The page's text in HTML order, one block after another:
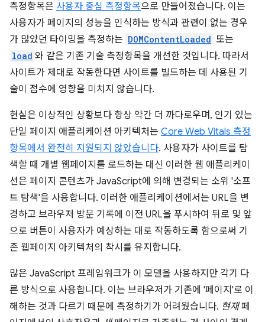
측정항목은 사용자 중심 측정항목으로 만들어졌습니다. 이는
사용자가 페이지의 성능을 인식하는 방식과 관련이 없는 경우
가 많았던 타이밍을 측정하는 DOMContentLoaded 또는
load 와 같은 기존 기술 측정항목을 개선한 것입니다. 따라서
사이트가 제대로 작동한다면 사이트를 빌드하는 데 사용된 기
술이 점수에 영향을 미치지 않습니다.
현실은 이상적인 상황보다 항상 약간 더 까다로우며, 인기 있는
단일 페이지 애플리케이션 아키텍처는 Core Web Vitals 측정
항목에서 완전히 지원되지 않았습니다. 사용자가 사이트를 탐
색할 때 개별 웹페이지를 로드하는 대신 이러한 웹 애플리케이
션은 페이지 콘텐츠가 JavaScript에 의해 변경되는 소위 '소프
트 탐색'을 사용합니다. 이러한 애플리케이션에서는 URL을 변
경하고 브라우저 방문 기록에 이전 URL을 푸시하여 뒤로 및 앞
으로 버튼이 사용자가 예상하는 대로 작동하도록 함으로써 기
존 웹페이지 아키텍처의 착시를 유지합니다.
많은 JavaScript 프레임워크가 이 모델을 사용하지만 각기 다
른 방식으로 사용합니다. 이는 브라우저가 기존에 '페이지'로 이
해하는 것과 다르기 때문에 측정하기가 어려웠습니다. 현재페